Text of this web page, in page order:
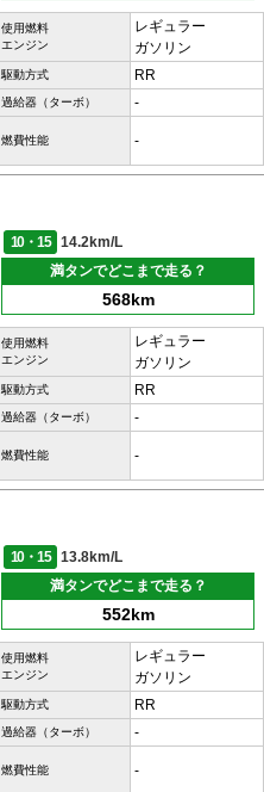
使用燃料
エンジン
レギュラー
ガソリン
駆動方式 RR
過給器（ターボ） -
燃費性能 -
10・15
14.2km/L
満タンでどこまで走る？
568km
使用燃料
エンジン
レギュラー
ガソリン
駆動方式 RR
過給器（ターボ） -
燃費性能 -
10・15
13.8km/L
満タンでどこまで走る？
552km
使用燃料
エンジン
レギュラー
ガソリン
駆動方式 RR
過給器（ターボ） -
燃費性能 -